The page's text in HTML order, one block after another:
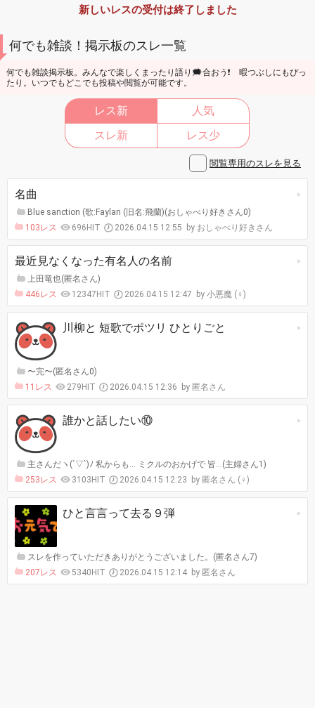
新しいレスの受付は終了しました
何でも雑談！掲示板のスレ一覧
何でも雑談掲示板。みんなで楽しくまったり語り🗯合おう❗ 暇つぶしにもぴっ
たり。いつでもどこでも投稿や閲覧が可能です。
レス新
人気
スレ新
レス少
閲覧専用のスレを見る
名曲
Blue sanction (歌:Faylan (旧名:飛蘭)(おしゃべり好きさん0)
103レス
696HIT 2026.04.15 12:55 おしゃべり好きさん
最近見なくなった有名人の名前
上田竜也(匿名さん)
446レス
12347HIT 2026.04.15 12:47 小悪魔 (♀)
川柳と 短歌でポツリ ひとりごと
〜完〜(匿名さん0)
11レス
279HIT 2026.04.15 12:36 匿名さん
誰かと話したい⑩
主さんだヽ(´▽`)ﾉ 私からも... ミクルのおかげで 皆…(主婦さん1)
253レス
3103HIT 2026.04.15 12:23 匿名さん (♀)
ひと言言って去る９弾
スレを作っていただきありがとうございました。(匿名さん7)
207レス
5340HIT 2026.04.15 12:14 匿名さん